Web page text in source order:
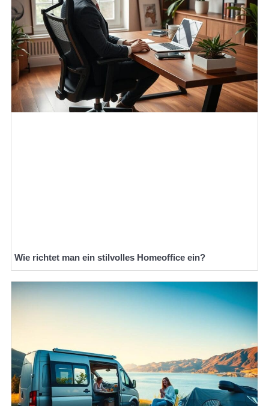
Wie richtet man ein stilvolles Homeoffice ein?